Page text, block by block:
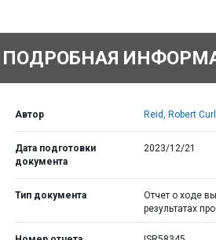
ПОДРОБНАЯ
Автор Reid, Robert
Дата подготовки
документа
2023/12/21
Тип документа
Отчет о ходе
результатах